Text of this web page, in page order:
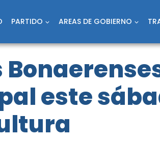
PARTIDO AREAS DE GOBIERNO
este